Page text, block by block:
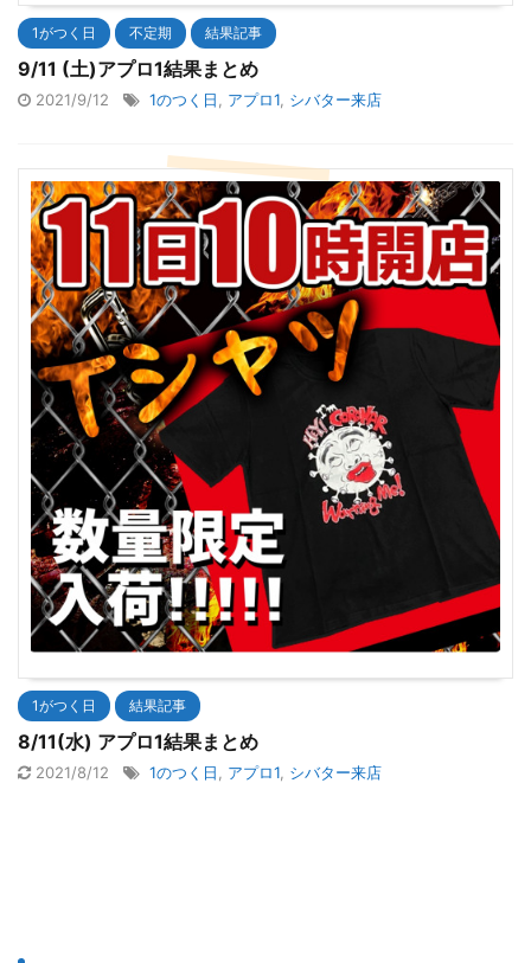
1がつく日 不定期 結果記事
9/11 (土)アプロ1結果まとめ
2021/9/12 1のつく日 アプロ1 シバター来店
1がつく日 結果記事
8/11(水) アプロ1結果まとめ
2021/8/12 1のつく日 アプロ1 シバター来店